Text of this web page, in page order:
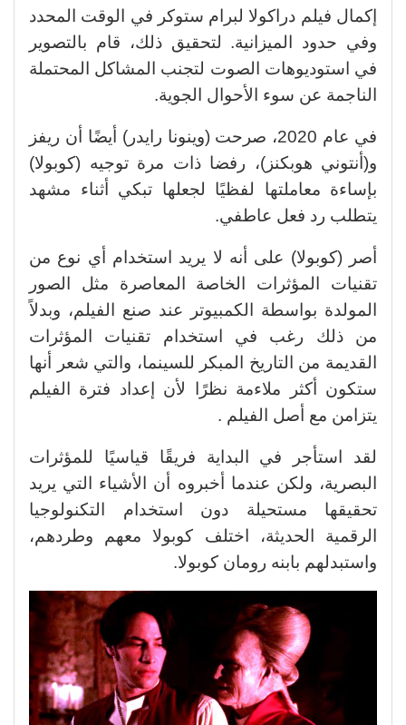
إكمال فيلم دراكولا لبرام ستوكر في الوقت المحدد
وفي حدود الميزانية. لتحقيق ذلك، قام بالتصوير
في استوديوهات الصوت لتجنب المشاكل المحتملة
الناجمة عن سوء الأحوال الجوية.
في عام 2020، صرحت (وينونا رايدر) أيضًا أن ريفز
و(أنتوني هوبكنز)، رفضا ذات مرة توجيه (كوبولا)
بإساءة معاملتها لفظيًا لجعلها تبكي أثناء مشهد
يتطلب رد فعل عاطفي.
أصر (كوبولا) على أنه لا يريد استخدام أي نوع من
تقنيات المؤثرات الخاصة المعاصرة مثل الصور
المولدة بواسطة الكمبيوتر عند صنع الفيلم، وبدلاً
من ذلك رغب في استخدام تقنيات المؤثرات
القديمة من التاريخ المبكر للسينما، والتي شعر أنها
ستكون أكثر ملاءمة نظرًا لأن إعداد فترة الفيلم
يتزامن مع أصل الفيلم .
لقد استأجر في البداية فريقًا قياسيًا للمؤثرات
البصرية، ولكن عندما أخبروه أن الأشياء التي يريد
تحقيقها مستحيلة دون استخدام التكنولوجيا
الرقمية الحديثة، اختلف كوبولا معهم وطردهم،
واستبدلهم بابنه رومان كوبولا.